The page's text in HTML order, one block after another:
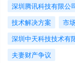
深圳腾讯科技有限公
技术解决方案
市
深圳中天科技技术有
夫妻财产争议